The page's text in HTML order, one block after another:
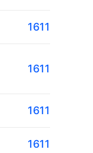
1611
1611
1611
1611